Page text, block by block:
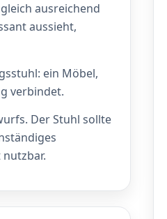
ausreichend
aussieht,
ein Möbel,
verbindet.
Der Stuhl sollte